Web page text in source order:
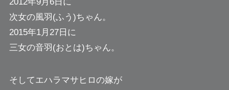
次女の風羽(ふう)ちゃん。
2015年1月27日に
三女の音羽(おとは)ちゃん。
そしてエハラマサヒロの嫁が